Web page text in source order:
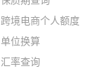
跨境电商个人额度
单位换算
汇率查询